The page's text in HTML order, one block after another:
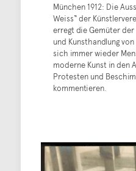
München 1912: Die
Weiss“ der
erregt die Gemüter
und Kunsthandlung
sich immer wieder
moderne Kunst in den
Protesten und
kommentieren.